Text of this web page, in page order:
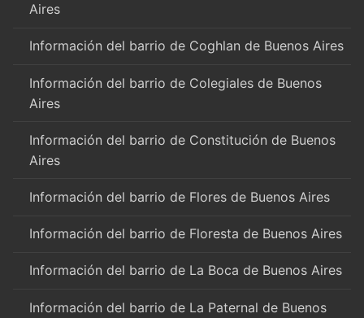
Aires
Información del barrio de Coghlan de Buenos Aires
Información del barrio de Colegiales de Buenos
Aires
Información del barrio de Constitución de Buenos
Aires
Información del barrio de Flores de Buenos Aires
Información del barrio de Floresta de Buenos Aires
Información del barrio de La Boca de Buenos Aires
Información del barrio de La Paternal de Buenos